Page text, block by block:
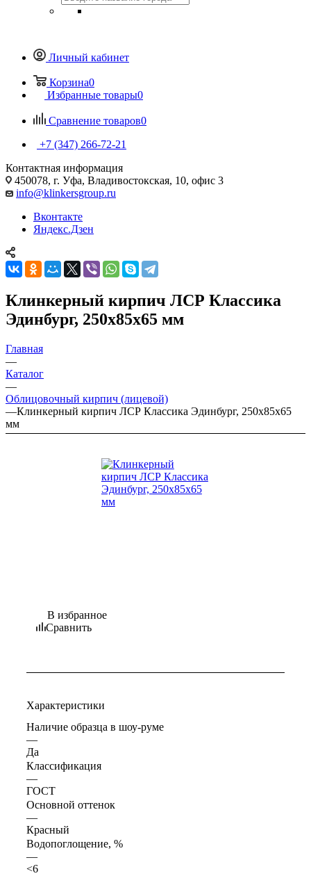
Личный кабинет
Корзина0
Избранные товары0
Сравнение товаров0
+7 (347) 266-72-21
Контактная информация
450078, г. Уфа, Владивостокская, 10, офис 3
info@klinkersgroup.ru
Вконтакте
Яндекс.Дзен
Клинкерный кирпич ЛСР Классика
Эдинбург, 250x85x65 мм
Главная
—
Каталог
—
Облицовочный кирпич (лицевой)
—Клинкерный кирпич ЛСР Классика Эдинбург, 250x85x65
мм
В избранное
Сравнить
Характеристики
Наличие образца в шоу-руме
—
Да
Классификация
—
ГОСТ
Основной оттенок
—
Красный
Водопоглощение, %
—
<6